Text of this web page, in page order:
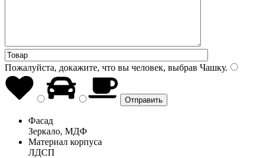
Пожалуйста, докажите, что вы человек, выбрав Чашку.
Фасад
Зеркало, МДФ
Материал корпуса
ЛДСП